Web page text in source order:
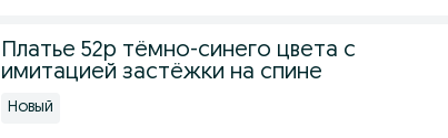
Платье 52р тёмно-синего цвета с
имитацией застёжки на спине
Новый